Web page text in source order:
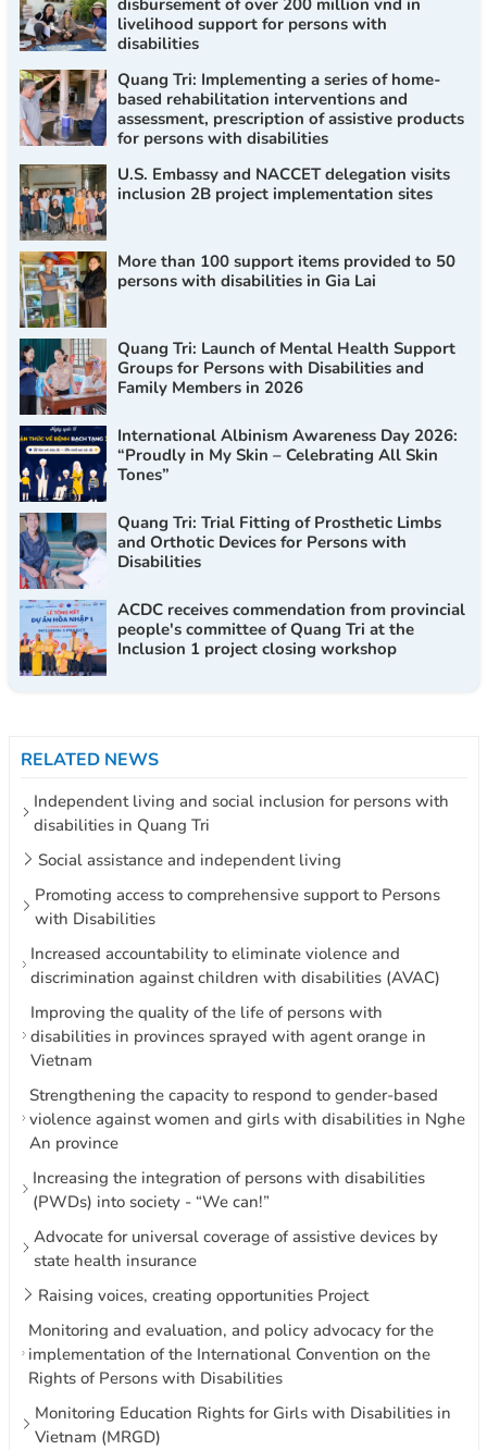
disbursement of over 200 million vnd in
livelihood support for persons with
disabilities
Quang Tri: Implementing a series of home-
based rehabilitation interventions and
assessment, prescription of assistive products
for persons with disabilities
U.S. Embassy and NACCET delegation visits
inclusion 2B project implementation sites
More than 100 support items provided to 50
persons with disabilities in Gia Lai
Quang Tri: Launch of Mental Health Support
Groups for Persons with Disabilities and
Family Members in 2026
International Albinism Awareness Day 2026:
“Proudly in My Skin – Celebrating All Skin
Tones”
Quang Tri: Trial Fitting of Prosthetic Limbs
and Orthotic Devices for Persons with
Disabilities
ACDC receives commendation from provincial
people's committee of Quang Tri at the
Inclusion 1 project closing workshop
RELATED NEWS
Independent living and social inclusion for persons with
disabilities in Quang Tri
Social assistance and independent living
Promoting access to comprehensive support to Persons
with Disabilities
Increased accountability to eliminate violence and
discrimination against children with disabilities (AVAC)
Improving the quality of the life of persons with
disabilities in provinces sprayed with agent orange in
Vietnam
Strengthening the capacity to respond to gender-based
violence against women and girls with disabilities in Nghe
An province
Increasing the integration of persons with disabilities
(PWDs) into society - “We can!”
Advocate for universal coverage of assistive devices by
state health insurance
Raising voices, creating opportunities Project
Monitoring and evaluation, and policy advocacy for the
implementation of the International Convention on the
Rights of Persons with Disabilities
Monitoring Education Rights for Girls with Disabilities in
Vietnam (MRGD)